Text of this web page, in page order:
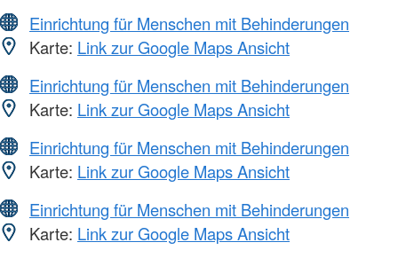
Einrichtung für Menschen mit Behinderungen
Karte: Link zur Google Maps Ansicht
Einrichtung für Menschen mit Behinderungen
Karte: Link zur Google Maps Ansicht
Einrichtung für Menschen mit Behinderungen
Karte: Link zur Google Maps Ansicht
Einrichtung für Menschen mit Behinderungen
Karte: Link zur Google Maps Ansicht